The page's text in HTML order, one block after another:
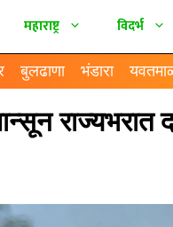
महाराष्ट्र विदर्भ
बुलढाणा भंडारा